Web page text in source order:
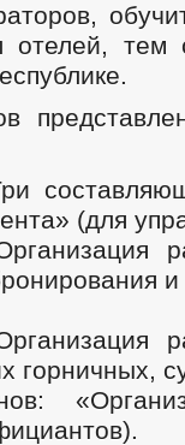
отелей, тем
(для
горничных,